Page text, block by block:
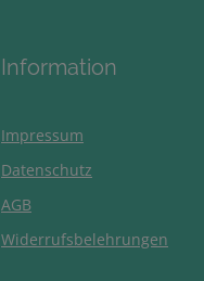
Information
Impressum
Datenschutz
AGB
Widerrufsbelehrungen